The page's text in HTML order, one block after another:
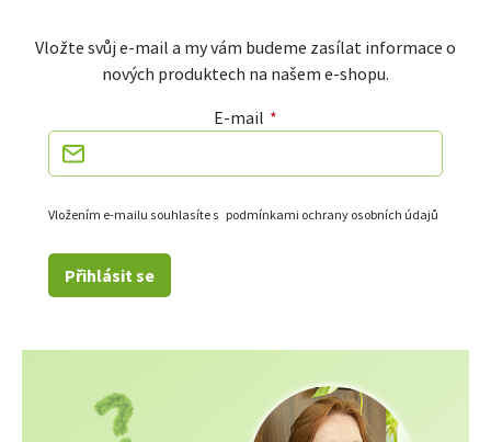
Vložte svůj e-mail a my vám budeme zasílat informace o
nových produktech na našem e-shopu.
E-mail
Vložením e-mailu souhlasíte s podmínkami ochrany osobních údajů
Přihlásit se